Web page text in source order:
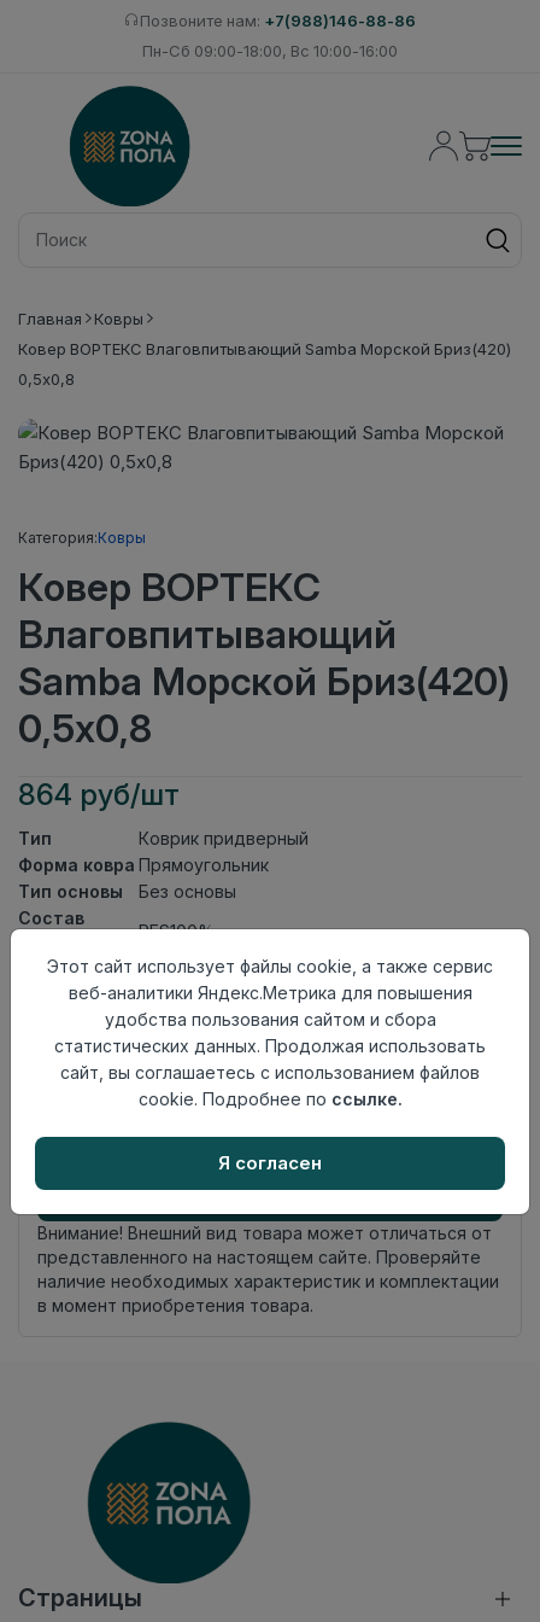
Позвоните нам: +7(988)146-88-86
Пн-Сб 09:00-18:00, Вс 10:00-16:00
Главная
Ковры
Ковер ВОРТЕКС Влаговпитывающий Samba Морской Бриз(420)
0,5х0,8
Категория:Ковры
Ковер ВОРТЕКС
Влаговпитывающий
Samba Морской Бриз(420)
0,5х0,8
864 руб/шт
Тип
Коврик придверный
Форма ковра Прямоугольник
Тип основы
Без основы
Состав
PES100%
Тип ворса
Soft Touch
Класс
21кл
0,8
Ширина
0,5
Страна
происхождения
Китай
Добавить в корзину
Внимание! Внешний вид товара может отличаться от
представленного на настоящем сайте. Проверяйте
наличие необходимых характеристик и комплектации
в момент приобретения товара.
Страницы
Этот сайт использует файлы cookie, а также сервис
веб-аналитики Яндекс.Метрика для повышения
удобства пользования сайтом и сбора
статистических данных. Продолжая использовать
сайт, вы соглашаетесь с использованием файлов
cookie. Подробнее по ссылке.
Я согласен